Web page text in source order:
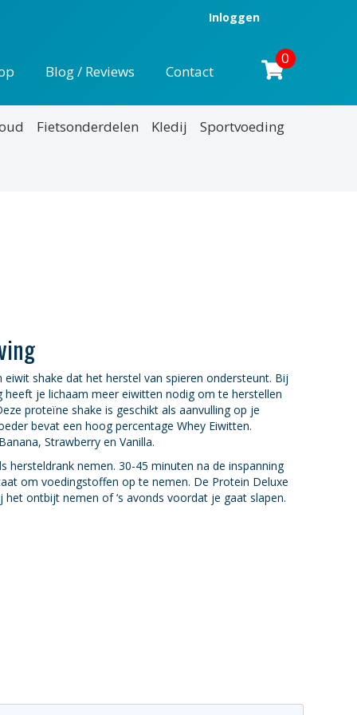
Inloggen
Blog / Reviews Contact
0
Fietsonderdelen Kledij Sportvoeding
eiwit shake dat het herstel van spieren ondersteunt. Bij
heeft je lichaam meer eiwitten nodig om te herstellen
proteïne shake is geschikt als aanvulling op je
bevat een hoog percentage Whey Eiwitten.
Strawberry en Vanilla.
hersteldrank nemen. 30-45 minuten na de inspanning
om voedingstoffen op te nemen. De Protein Deluxe
ontbijt nemen of ‘s avonds voordat je gaat slapen.